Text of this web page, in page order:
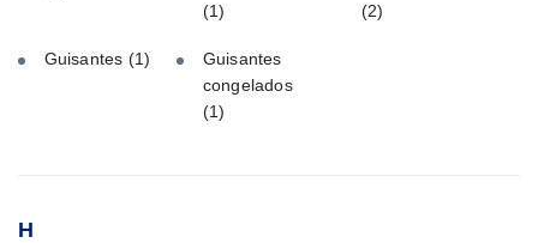
(1)
(2)
Guisantes (1)
Guisantes
congelados
(1)
H